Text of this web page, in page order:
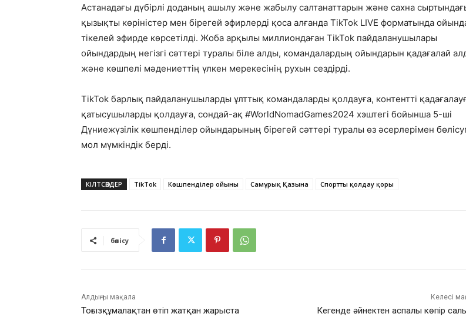
Астанадағы дүбірлі доданың ашылу және жабылу салтанаттарын және сахна
қызықты көріністер мен бірегей эфирлерді қоса алғанда TikTok LIVE форматында
тікелей эфирде көрсетілді. Жоба арқылы миллиондаған TikTok пайдаланушылары
ойындардың негізгі сәттері туралы біле алды, командалардың ойындарын қадағалай
және көшпелі мәдениеттің үлкен мерекесінің рухын сездірді.
TikTok барлық пайдаланушыларды ұлттық командаларды қолдауға, контентті
қатысушыларды қолдауға, сондай-ақ #WorldNomadGames2024 хэштегі бойынша 5-ші
Дүниежүзілік көшпенділер ойындарының бірегей сәттері туралы өз әсерлерімен
мол мүмкіндік берді.
КІЛТСӨЗДЕР TikTok Көшпенділер ойыны Самұрық Қазына Спортты қолдау қоры
бөлісу
Алдыңғы мақала
Тоғызқұмалақтан өтіп жатқан жарыста
Келесі
Кегенде әйнектен аспалы көпір